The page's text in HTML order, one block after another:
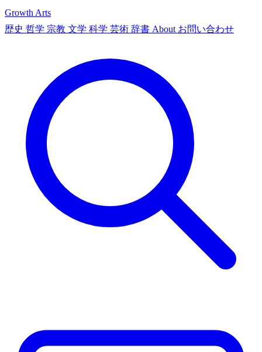
Growth Arts
歴史 哲学 宗教 文学 科学 芸術 辞書 About お問い合わせ